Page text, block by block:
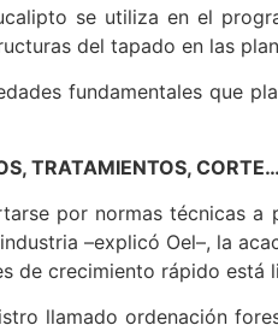
se utiliza en el
del tapado en las
fundamentales que
TRATAMIENTOS,
por normas técnicas
–explicó Oel–, la
de crecimiento rápido está
llamado ordenación